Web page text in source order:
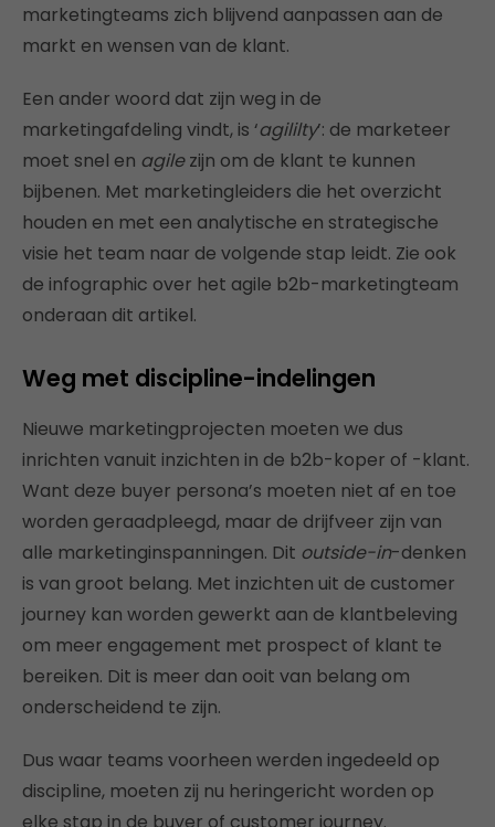
marketingteams zich blijvend aanpassen aan de
markt en wensen van de klant.
Een ander woord dat zijn weg in de
marketingafdeling vindt, is ‘agililty’: de marketeer
moet snel en agilezijn om de klant te kunnen
bijbenen. Met marketingleiders die het overzicht
houden en met een analytische en strategische
visie het team naar de volgende stap leidt. Zie ook
de infographic over het agile b2b-marketingteam
onderaan dit artikel.
Weg met discipline-indelingen
Nieuwe marketingprojecten moeten we dus
inrichten vanuit inzichten in de b2b-koper of -klant.
Want deze buyer persona’s moeten niet af en toe
worden geraadpleegd, maar de drijfveer zijn van
alle marketinginspanningen. Dit outside-in-denken
is van groot belang. Met inzichten uit de customer
journey kan worden gewerkt aan de klantbeleving
om meer engagement met prospect of klant te
bereiken. Dit is meer dan ooit van belang om
onderscheidend te zijn.
Dus waar teams voorheen werden ingedeeld op
discipline, moeten zij nu heringericht worden op
elke stap in de buyer of customer journey.